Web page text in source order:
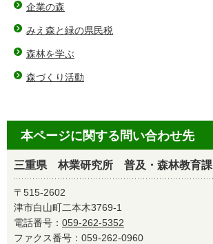
企業の森
みえ森と緑の県民税
森林を学ぶ
森づくり活動
本ページに関する問い合わせ先
三重県 林業研究所 普及・森林教育課
〒515-2602
津市白山町二本木3769-1
電話番号： 059-262-5352
ファクス番号：059-262-0960